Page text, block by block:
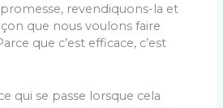
promesse, revendiquons-la et
que nous voulons faire
que c’est efficace, c’est
qui se passe lorsque cela